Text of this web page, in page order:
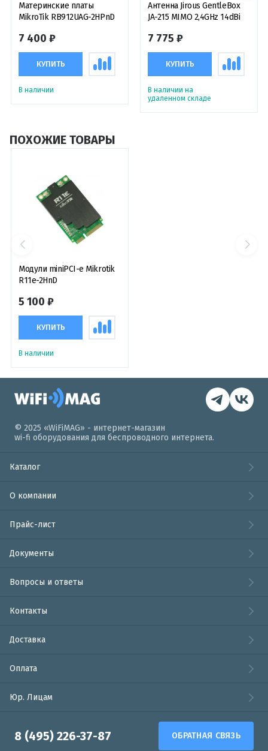
Материнские платы
MikroTik RB912UAG-2HPnD
7 400 ₽
КУПИТЬ
В наличии
Антенна Jirous GentleBox
JA-215 MIMO 2,4GHz 14dBi
7 775 ₽
КУПИТЬ
В наличии на
удаленном складе
ПОХОЖИЕ ТОВАРЫ
Модули miniPCI-e Mikrotik
R11e-2HnD
5 100 ₽
КУПИТЬ
В наличии
© 2025 «WiFiMAG» - интернет-магазин
wi-fi оборудования для беспроводного интернета.
Каталог
О компании
Прайс-лист
Документы
Вопросы и ответы
Контакты
Доставка
Оплата
Юр. Лицам
8 (495) 226-37-87 ОБРАТНАЯ СВЯЗЬ